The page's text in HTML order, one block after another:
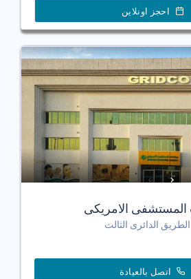
احجز اونلاين
المستشفى الامريكى
الطريق الدائرى الثالث
اتصل بالعيادة